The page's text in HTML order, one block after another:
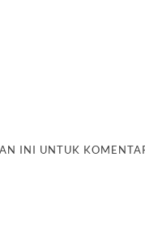
INI UNTUK